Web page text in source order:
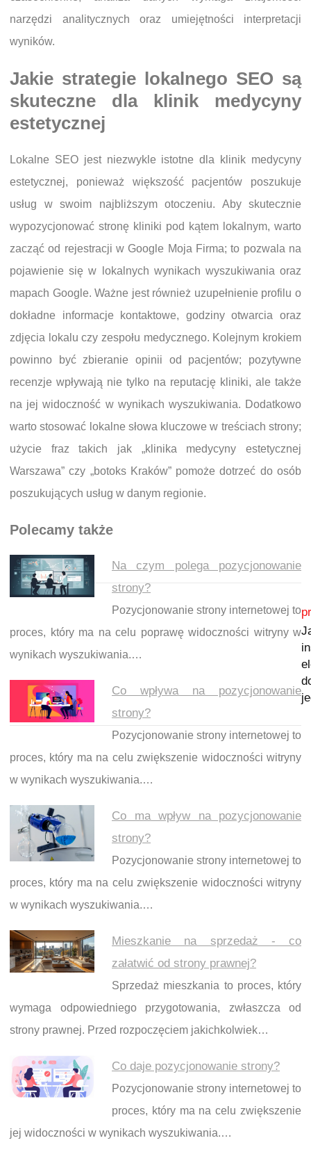
narzędzi analitycznych oraz umiejętności interpretacji
wyników.
Jakie strategie lokalnego SEO są
skuteczne dla klinik medycyny
estetycznej
Lokalne SEO jest niezwykle istotne dla klinik medycyny
estetycznej, ponieważ większość pacjentów poszukuje
usług w swoim najbliższym otoczeniu. Aby skutecznie
wypozycjonować stronę kliniki pod kątem lokalnym, warto
zacząć od rejestracji w Google Moja Firma; to pozwala na
pojawienie się w lokalnych wynikach wyszukiwania oraz
mapach Google. Ważne jest również uzupełnienie profilu o
dokładne informacje kontaktowe, godziny otwarcia oraz
zdjęcia lokalu czy zespołu medycznego. Kolejnym krokiem
powinno być zbieranie opinii od pacjentów; pozytywne
recenzje wpływają nie tylko na reputację kliniki, ale także
na jej widoczność w wynikach wyszukiwania. Dodatkowo
warto stosować lokalne słowa kluczowe w treściach strony;
użycie fraz takich jak „klinika medycyny estetycznej
Warszawa” czy „botoks Kraków” pomoże dotrzeć do osób
poszukujących usług w danym regionie.
Polecamy także
Na czym polega pozycjonowanie
strony?
Pozycjonowanie strony internetowej to
proces, który ma na celu poprawę widoczności witryny w
wynikach wyszukiwania.…
Co wpływa na pozycjonowanie
strony?
Pozycjonowanie strony internetowej to
proces, który ma na celu zwiększenie widoczności witryny
w wynikach wyszukiwania.…
Co ma wpływ na pozycjonowanie
strony?
Pozycjonowanie strony internetowej to
proces, który ma na celu zwiększenie widoczności witryny
w wynikach wyszukiwania.…
Mieszkanie na sprzedaż - co
załatwić od strony prawnej?
Sprzedaż mieszkania to proces, który
wymaga odpowiedniego przygotowania, zwłaszcza od
strony prawnej. Przed rozpoczęciem jakichkolwiek…
Co daje pozycjonowanie strony?
Pozycjonowanie strony internetowej to
proces, który ma na celu zwiększenie
jej widoczności w wynikach wyszukiwania.…
Nawigacja wpisu